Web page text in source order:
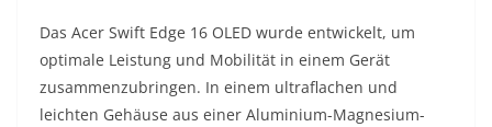
Das Acer Swift Edge 16 OLED wurde entwickelt, um
optimale Leistung und Mobilität in einem Gerät
zusammenzubringen. In einem ultraflachen und
leichten Gehäuse aus einer Aluminium-Magnesium-